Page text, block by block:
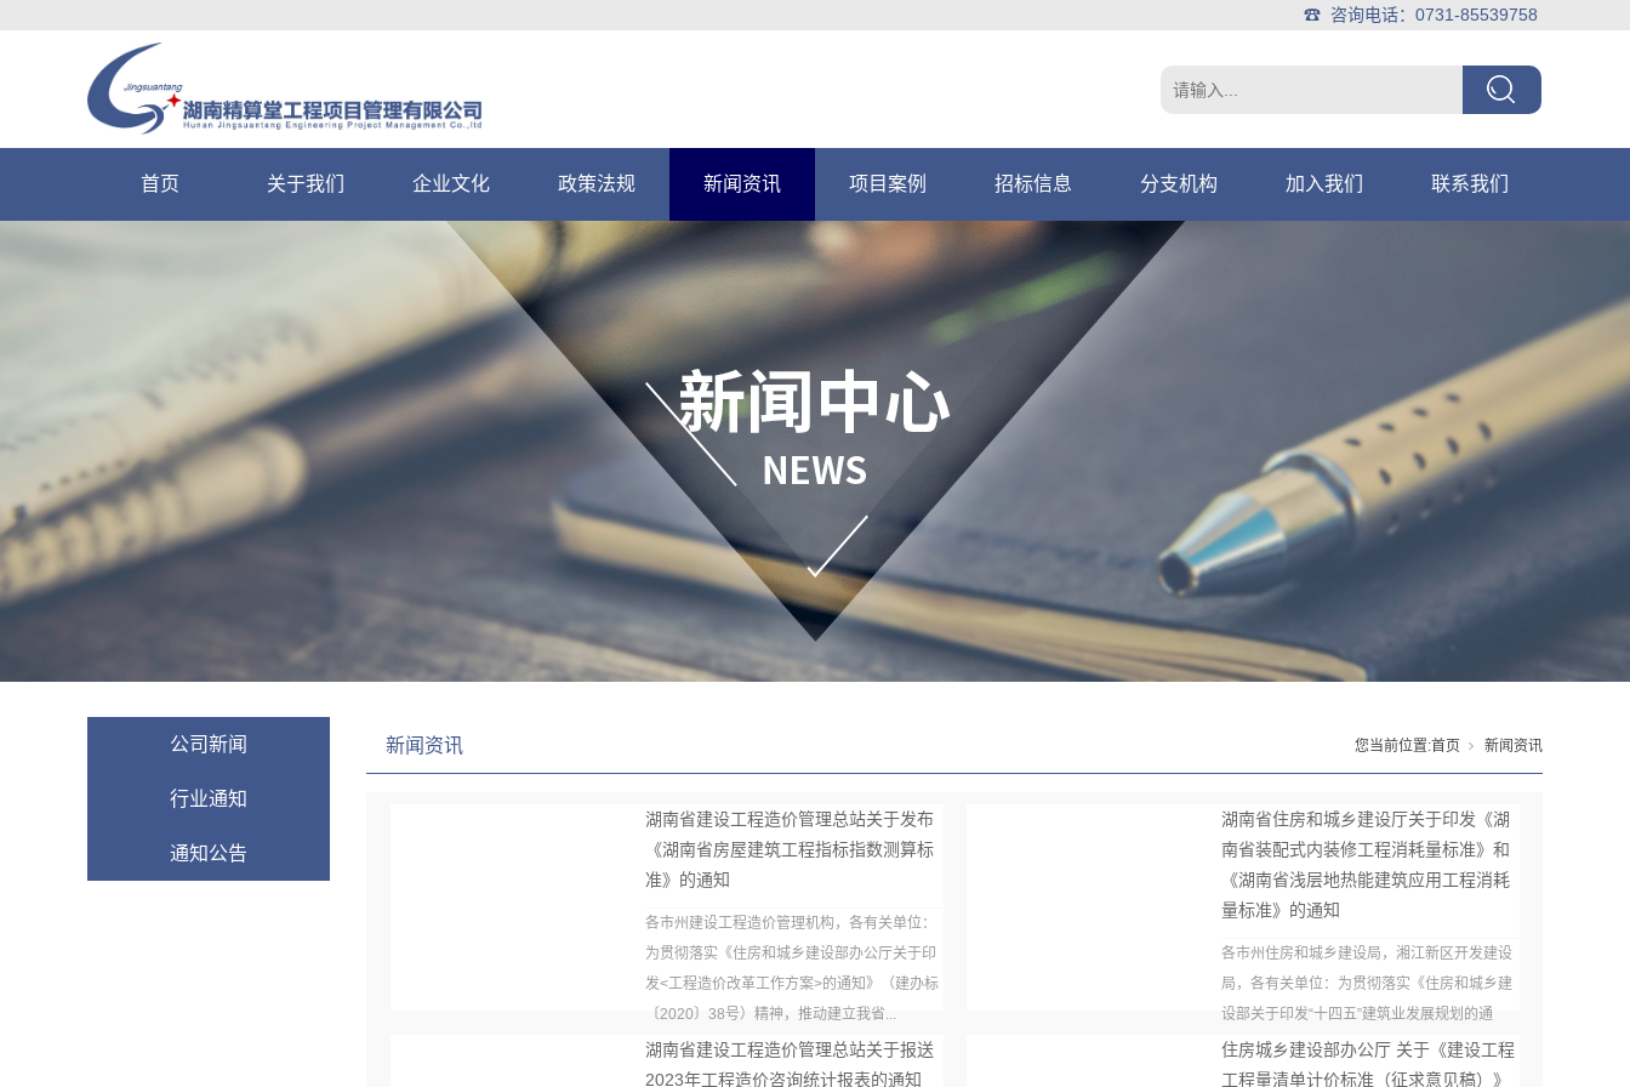
☎ 咨询电话：0731-85539758
首页 关于我们 企业文化 政策法规 新闻资讯 项目案例 招标信息 分支机构 加入我们 联系我们
公司新闻
行业通知
通知公告
新闻资讯 您当前位置:首页 新闻资讯
湖南省建设工程造价管理总站关于发布
《湖南省房屋建筑工程指标指数测算标
准》的通知
各市州建设工程造价管理机构，各有关单位：
为贯彻落实《住房和城乡建设部办公厅关于印
发<工程造价改革工作方案>的通知》（建办标
〔2020〕38号）精神，推动建立我省...
湖南省住房和城乡建设厅关于印发《湖
南省装配式内装修工程消耗量标准》和
《湖南省浅层地热能建筑应用工程消耗
量标准》的通知
各市州住房和城乡建设局，湘江新区开发建设
局，各有关单位：为贯彻落实《住房和城乡建
设部关于印发“十四五”建筑业发展规划的通
知》（建市〔2022〕11号）和《湖南省...
湖南省建设工程造价管理总站关于报送
2023年工程造价咨询统计报表的通知
住房城乡建设部办公厅 关于《建设工程
工程量清单计价标准（征求意见稿）》